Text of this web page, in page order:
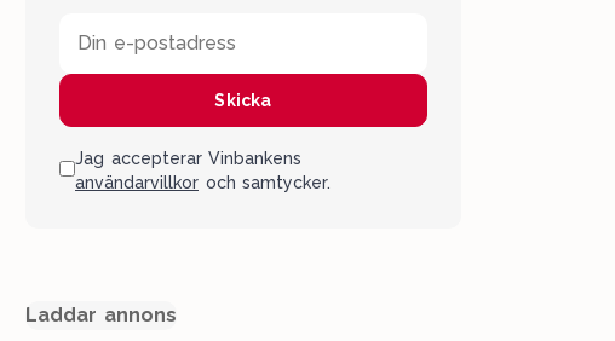
Din e-postadress
Skicka
Jag accepterar Vinbankens
användarvillkor och samtycker.
Laddar annons